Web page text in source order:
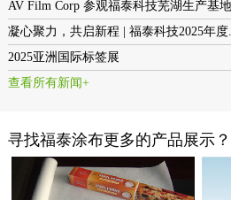
AV Film Corp 参观福泰科技芜湖生产基
凝心聚力，共启新程 | 福泰科技2025年度
2025亚洲国际标签展
查看所有新闻+
寻找福泰涂布更多的产品展示？